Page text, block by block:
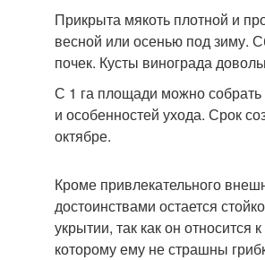
Прикрыта мякоть плотной и
весной или осенью под зиму.
почек. Кусты винограда
С 1 га площади можно собрать
и особенностей ухода. Срок
октябре.
Кроме привлекательного
достоинствами остается
укрытии, так как он
которому ему не страшны